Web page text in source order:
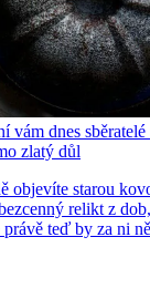
vám dnes
zlatý důl
objevíte starou
relikt z
právě teď by za ni